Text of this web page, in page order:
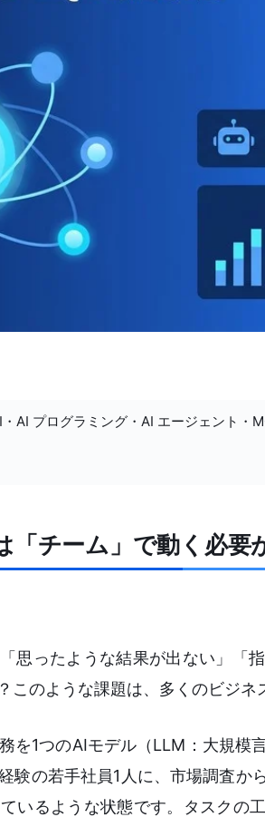
AI プログラミング・AI エージェント・
「チーム」で動く必要
思ったような結果が出ない」「
このような課題は、多くのビジネ
を1つのAIモデル（LLM：大規模
験の若手社員1人に、市場調査か
いるような状態です。タスクの